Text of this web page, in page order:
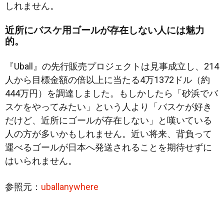
しれません。
近所にバスケ用ゴールが存在しない人には魅力
的。
『Uball』の先行販売プロジェクトは見事成立し、214
人から目標金額の倍以上に当たる4万1372ドル（約
444万円）を調達しました。もしかしたら「砂浜でバ
スケをやってみたい」という人より「バスケが好き
だけど、近所にゴールが存在しない」と嘆いている
人の方が多いかもしれません。近い将来、背負って
運べるゴールが日本へ発送されることを期待せずに
はいられません。
参照元： uballanywhere